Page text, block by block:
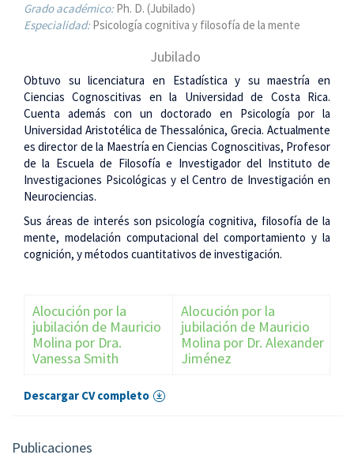
Grado académico:Ph. D. (Jubilado)
Especialidad:Psicología cognitiva y filosofía de la mente
Jubilado
Obtuvo su licenciatura en Estadística y su maestría en
Ciencias Cognoscitivas en la Universidad de Costa Rica.
Cuenta además con un doctorado en Psicología por la
Universidad Aristotélica de Thessalónica, Grecia. Actualmente
es director de la Maestría en Ciencias Cognoscitivas, Profesor
de la Escuela de Filosofía e Investigador del Instituto de
Investigaciones Psicológicas y el Centro de Investigación en
Neurociencias.
Sus áreas de interés son psicología cognitiva, filosofía de la
mente, modelación computacional del comportamiento y la
cognición, y métodos cuantitativos de investigación.
Alocución por la
jubilación de Mauricio
Molina por Dra.
Vanessa Smith
Alocución por la
jubilación de Mauricio
Molina por Dr. Alexander
Jiménez
Descargar CV completo
Publicaciones